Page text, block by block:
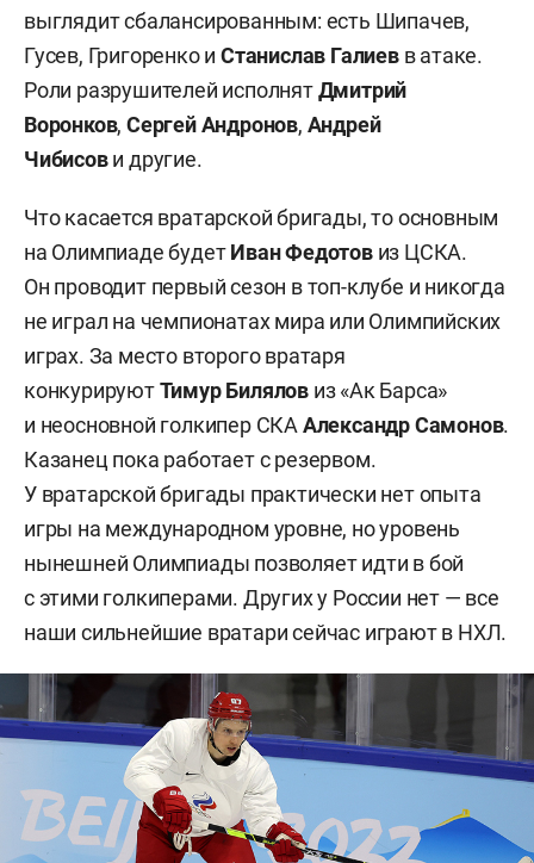
выглядит сбалансированным: есть Шипачев,
Гусев, Григоренко иСтанислав Галиев в атаке.
Роли разрушителей исполнятДмитрий
Воронков,Сергей Андронов, Андрей
Чибисов и другие.
Что касается вратарской бригады, то основным
на Олимпиаде будетИван Федотов из ЦСКА.
Он проводит первый сезон в топ-клубе и никогда
не играл на чемпионатах мира или Олимпийских
играх. За место второго вратаря
конкурируютТимур Билялов из «Ак Барса»
и неосновной голкипер СКА Александр Самонов.
Казанец пока работает с резервом.
У вратарской бригады практически нет опыта
игры на международном уровне, но уровень
нынешней Олимпиады позволяет идти в бой
с этими голкиперами. Других у России нет — все
наши сильнейшие вратари сейчас играют в НХЛ.